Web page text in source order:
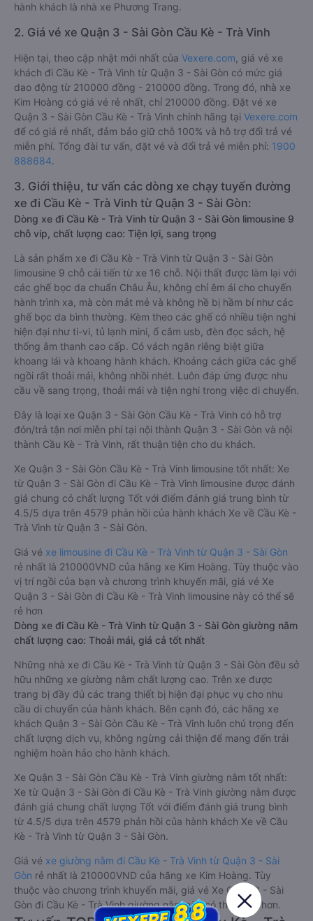
hành khách là nhà xe Phương Trang.
2. Giá vé xe Quận 3 - Sài Gòn Cầu Kè - Trà Vinh
Hiện tại, theo cập nhật mới nhất của Vexere.com , giá vé xe
khách đi Cầu Kè - Trà Vinh từ Quận 3 - Sài Gòn có mức giá
dao động từ 210000 đồng - 210000 đồng. Trong đó, nhà xe
Kim Hoàng có giá vé rẻ nhất, chỉ 210000 đồng. Đặt vé xe
Quận 3 - Sài Gòn Cầu Kè - Trà Vinh chính hãng tại Vexere.com
để có giá rẻ nhất, đảm bảo giữ chỗ 100% và hỗ trợ đổi trả vé
miễn phí. Tổng đài tư vấn, đặt vé và đổi trả vé miễn phí: 1900
888684.
3. Giới thiệu, tư vấn các dòng xe chạy tuyến đường
xe đi Cầu Kè - Trà Vinh từ Quận 3 - Sài Gòn:
Dòng xe đi Cầu Kè - Trà Vinh từ Quận 3 - Sài Gòn limousine 9
chỗ vip, chất lượng cao: Tiện lợi, sang trọng
Là sản phẩm xe đi Cầu Kè - Trà Vinh từ Quận 3 - Sài Gòn
limousine 9 chỗ cải tiến từ xe 16 chỗ. Nội thất được làm lại với
các ghế bọc da chuẩn Châu Âu, không chỉ êm ái cho chuyến
hành trình xa, mà còn mát mẻ và không hề bị hầm bí như các
ghế bọc da bình thường. Kèm theo các ghế có nhiều tiện nghi
hiện đại như ti-vi, tủ lạnh mini, ổ cắm usb, đèn đọc sách, hệ
thống âm thanh cao cấp. Có vách ngăn riêng biệt giữa
khoang lái và khoang hành khách. Khoảng cách giữa các ghế
ngồi rất thoải mái, không nhồi nhét. Luôn đáp ứng được nhu
cầu về sang trọng, thoải mái và tiện nghi trong việc di chuyển.
Đây là loại xe Quận 3 - Sài Gòn Cầu Kè - Trà Vinh có hỗ trợ
đón/trả tận nơi miễn phí tại nội thành Quận 3 - Sài Gòn và nội
thành Cầu Kè - Trà Vinh, rất thuận tiện cho du khách.
Xe Quận 3 - Sài Gòn Cầu Kè - Trà Vinh limousine tốt nhất: Xe
từ Quận 3 - Sài Gòn đi Cầu Kè - Trà Vinh limousine được đánh
giá chung có chất lượng Tốt với điểm đánh giá trung bình từ
4.5/5 dựa trên 4579 phản hồi của hành khách Xe về Cầu Kè -
Trà Vinh từ Quận 3 - Sài Gòn.
Giá vé xe limousine đi Cầu Kè - Trà Vinh từ Quận 3 - Sài Gòn
rẻ nhất là 210000VND của hãng xe Kim Hoàng. Tùy thuộc vào
vị trí ngồi của bạn và chương trình khuyến mãi, giá vé Xe
Quận 3 - Sài Gòn đi Cầu Kè - Trà Vinh limousine này có thể sẽ
rẻ hơn
Dòng xe đi Cầu Kè - Trà Vinh từ Quận 3 - Sài Gòn giường nằm
chất lượng cao: Thoải mái, giá cả tốt nhất
Những nhà xe đi Cầu Kè - Trà Vinh từ Quận 3 - Sài Gòn đều sở
hữu những xe giường nằm chất lượng cao. Trên xe được
trang bị đầy đủ các trang thiết bị hiện đại phục vụ cho nhu
cầu di chuyển của hành khách. Bên cạnh đó, các hãng xe
khách Quận 3 - Sài Gòn Cầu Kè - Trà Vinh luôn chú trọng đến
chất lượng dịch vụ, không ngừng cải thiện để mang đến trải
nghiệm hoàn hảo cho hành khách.
Xe Quận 3 - Sài Gòn Cầu Kè - Trà Vinh giường nằm tốt nhất:
Xe từ Quận 3 - Sài Gòn đi Cầu Kè - Trà Vinh giường nằm được
đánh giá chung chất lượng Tốt với điểm đánh giá trung bình
từ 4.5/5 dựa trên 4579 phản hồi của hành khách Xe về Cầu
Kè - Trà Vinh từ Quận 3 - Sài Gòn.
Giá vé xe giường nằm đi Cầu Kè - Trà Vinh từ Quận 3 - Sài
Gòn rẻ nhất là 210000VND của hãng xe Kim Hoàng. Tùy
thuộc vào chương trình khuyến mãi, giá vé Xe Quận 3 - Sài
Gòn đi Cầu Kè - Trà Vinh giường nằm này có thể sẽ rẻ hơn.